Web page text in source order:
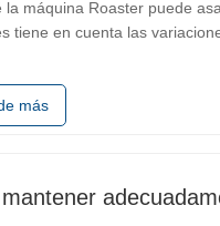
la máquina Roaster puede
tiene en cuenta las
de tamaños y…
más